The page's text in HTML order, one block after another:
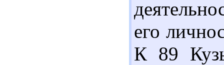
его
К 89